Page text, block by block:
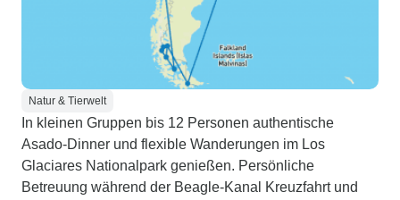
Natur & Tierwelt
In kleinen Gruppen bis 12 Personen authentische
Asado-Dinner und flexible Wanderungen im Los
Glaciares Nationalpark genießen. Persönliche
Betreuung während der Beagle-Kanal Kreuzfahrt und